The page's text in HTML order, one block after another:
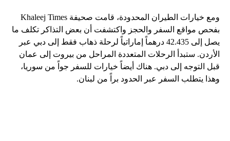
ومع خيارات الطيران المحدودة، قامت صحيفة Khaleej Times
بفحص مواقع السفر والحجز واكتشفت أن بعض التذاكر تكلف ما
يصل إلى 42.435 درهماً إماراتياً لرحلة ذهاب فقط إلى دبي عبر
الأردن. ستبدأ الرحلات المتعددة المراحل من بيروت إلى عمان
قبل التوجه إلى دبي. هناك أيضاً خيارات للسفر جواً من سوريا،
وهذا يتطلب السفر عبر الحدود براً من لبنان.